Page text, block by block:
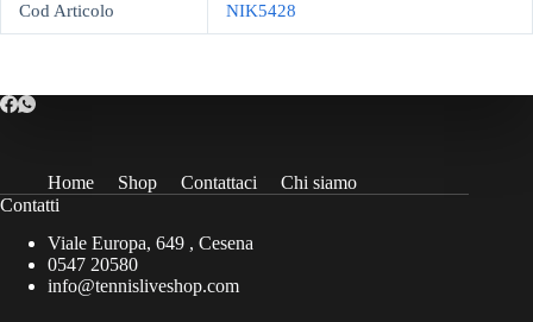
Cod Articolo NIK5428
Home Shop Contattaci
Chi siamo
Contatti
Viale Europa, 649 , Cesena
0547 20580
info@tennisliveshop.com